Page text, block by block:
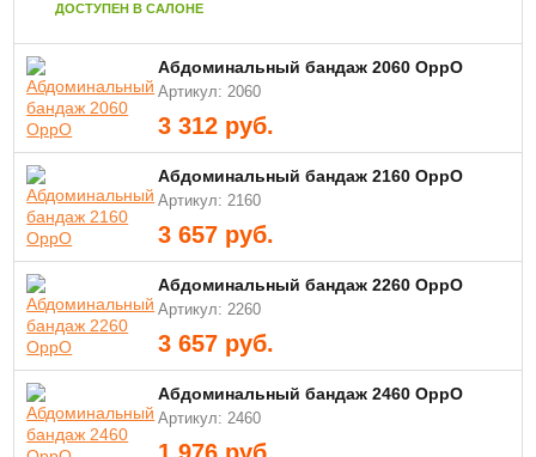
ДОСТУПЕН В САЛОНЕ
Абдоминальный бандаж 2060 OppO
Артикул: 2060
3 312 руб.
Абдоминальный бандаж 2160 OppO
Артикул: 2160
3 657 руб.
Абдоминальный бандаж 2260 ОррО
Артикул: 2260
3 657 руб.
Абдоминальный бандаж 2460 OppO
Артикул: 2460